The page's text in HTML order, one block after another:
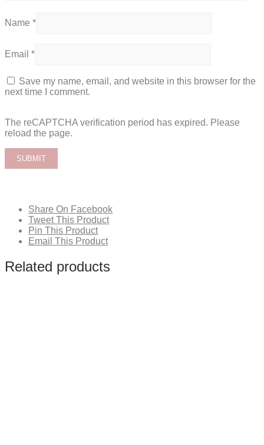
Name *
Email *
Save my name, email, and website in this browser for the
next time I comment.
The reCAPTCHA verification period has expired. Please
reload the page.
Share On Facebook
Tweet This Product
Pin This Product
Email This Product
Related products